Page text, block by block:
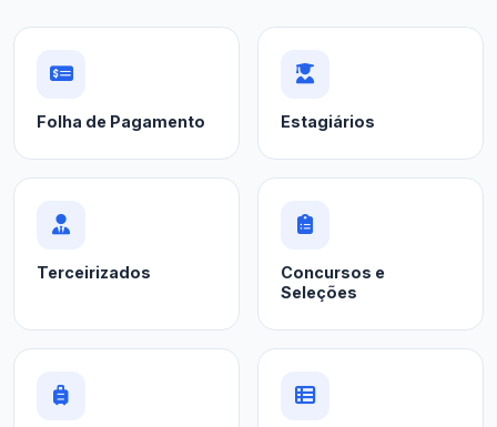
Folha de Pagamento Estagiários
Terceirizados
Concursos e
Seleções